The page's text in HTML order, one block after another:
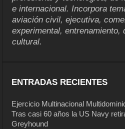
e internacional. Incorpora
aviación civil, ejecutiva,
experimental, entrenamiento,
cultural.
ENTRADAS RECIENTES
Ejercicio Multinacional
Tras casi 60 años la US Navy
Greyhound